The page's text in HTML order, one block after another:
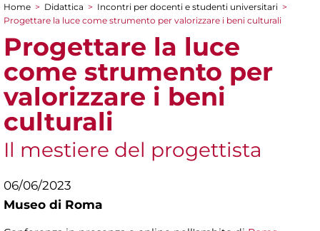
Tu sei qui
Home > Didattica > Incontri per docenti e studenti universitari >
Progettare la luce come strumento per valorizzare i beni culturali
Progettare la luce
come strumento per
valorizzare i beni
culturali
Il mestiere del progettista
06/06/2023
Museo di Roma